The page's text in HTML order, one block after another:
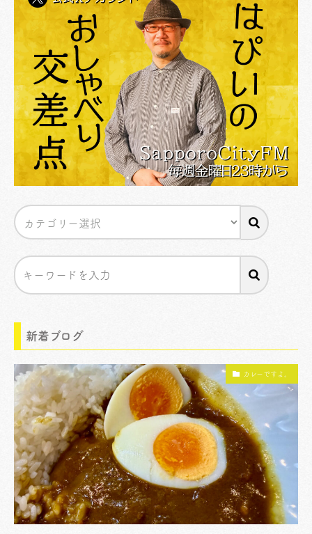
新着ブログ
カレーですよ。